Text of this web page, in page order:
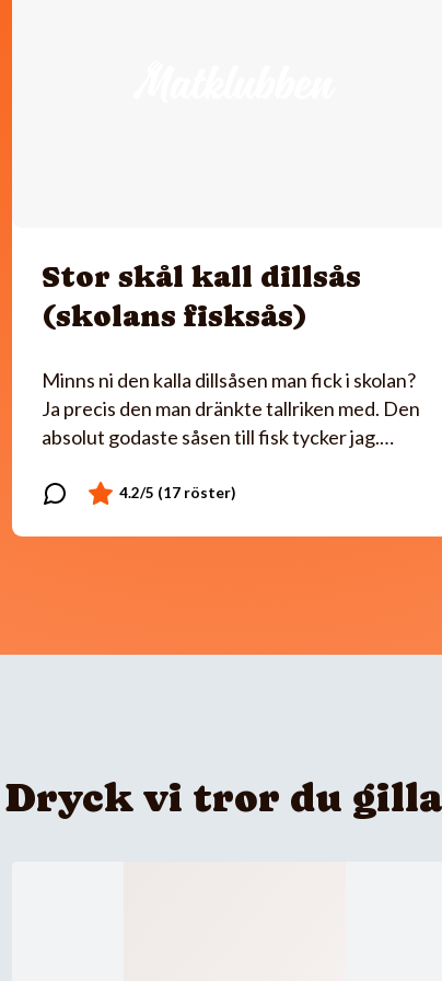
Stor skål kall dillsås
(skolans fisksås)
Minns ni den kalla dillsåsen man fick i skolan?
Ja precis den man dränkte tallriken med. Den
absolut godaste såsen till fisk tycker jag.…
Dryck vi tror du